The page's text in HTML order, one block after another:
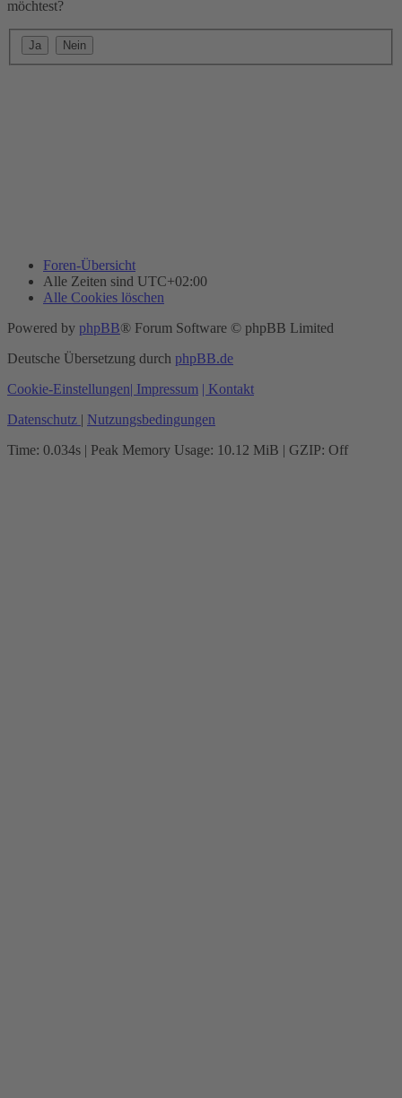
möchtest?
Foren-Übersicht
Alle Zeiten sind UTC+02:00
Alle Cookies löschen
Powered by phpBB® Forum Software © phpBB Limited
Deutsche Übersetzung durch phpBB.de
Cookie-Einstellungen| Impressum | Kontakt
Datenschutz | Nutzungsbedingungen
Time: 0.034s | Peak Memory Usage: 10.12 MiB | GZIP: Off